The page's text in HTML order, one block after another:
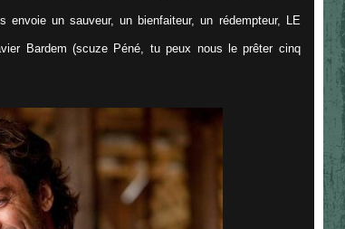
un sauveur, un bienfaiteur, un rédempteur, LE
Bardem (scuze Péné, tu peux nous le prêter cinq